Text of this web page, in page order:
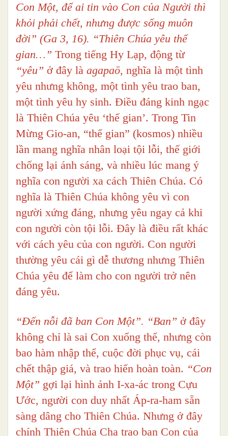
Con Một, để ai tin vào Con của Người thì
khỏi phải chết, nhưng được sống muôn
đời” (Ga 3, 16). “Thiên Chúa yêu thế
gian…” Trong tiếng Hy Lạp, động từ
“yêu” ở đây là agapaō, nghĩa là một tình
yêu nhưng không, một tình yêu trao ban,
một tình yêu hy sinh. Điều đáng kinh ngạc
là Thiên Chúa yêu ‘thế gian’. Trong Tin
Mừng Gio-an, “thế gian” (kosmos) nhiều
lần mang nghĩa nhân loại tội lỗi, thế giới
chống lại ánh sáng, và nhiều lúc mang ý
nghĩa con người xa cách Thiên Chúa. Có
nghĩa là Thiên Chúa không yêu vì con
người xứng đáng, nhưng yêu ngay cả khi
con người còn tội lỗi. Đây là điều rất khác
với cách yêu của con người. Con người
thường yêu cái gì dễ thương nhưng Thiên
Chúa yêu để làm cho con người trở nên
đáng yêu.
“Đến nỗi đã ban Con Một”. “Ban” ở đây
không chỉ là sai Con xuống thế, nhưng còn
bao hàm nhập thể, cuộc đời phục vụ, cái
chết thập giá, và trao hiến hoàn toàn. “Con
Một” gợi lại hình ảnh I-xa-ác trong Cựu
Ước, người con duy nhất Áp-ra-ham sẵn
sàng dâng cho Thiên Chúa. Nhưng ở đây
chính Thiên Chúa Cha trao ban Con của